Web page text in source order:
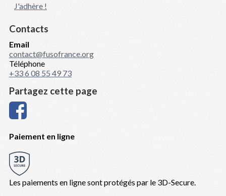
J'adhère !
Contacts
Email
contact@fusofrance.org
Téléphone
+33 6 08 55 49 73
Partagez cette page
Paiement en ligne
Les paiements en ligne sont protégés par le 3D-Secure.